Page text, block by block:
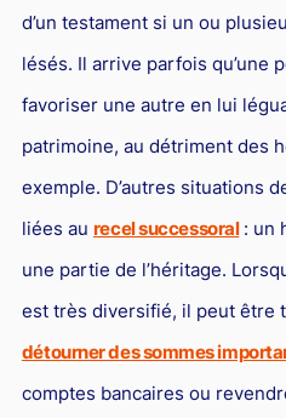
d’un testament si un ou
lésés. Il arrive parfois qu’une
favoriser une autre en lui
patrimoine, au détriment des
exemple. D’autres situations
liées au recel successoral: un
une partie de l’héritage.
est très diversifié, il peut être
détourner des sommes
comptes bancaires ou